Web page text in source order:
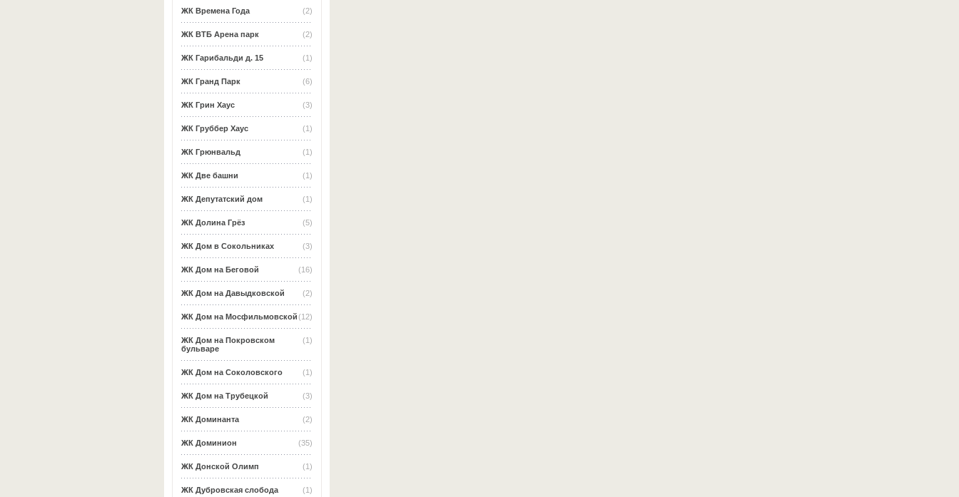
(2)
ЖК Времена Года
(2)
ЖК ВТБ Арена парк
(1)
ЖК Гарибальди д. 15
(6)
ЖК Гранд Парк
(3)
ЖК Грин Хаус
(1)
ЖК Груббер Хаус
(1)
ЖК Грюнвальд
(1)
ЖК Две башни
(1)
ЖК Депутатский дом
(5)
ЖК Долина Грёз
(3)
ЖК Дом в Сокольниках
(16)
ЖК Дом на Беговой
(2)
ЖК Дом на Давыдковской
(12)
ЖК Дом на Мосфильмовской
(1)
ЖК Дом на Покровском
бульваре
(1)
ЖК Дом на Соколовского
(3)
ЖК Дом на Трубецкой
(2)
ЖК Доминанта
(35)
ЖК Доминион
(1)
ЖК Донской Олимп
(1)
ЖК Дубровская слобода